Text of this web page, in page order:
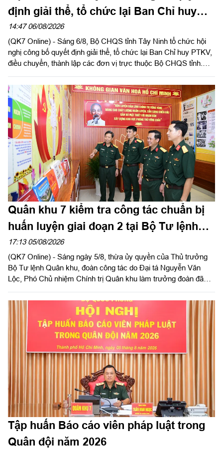
định giải thể, tổ chức lại Ban Chỉ huy
phòng thủ khu vực
14:47 06/08/2026
(QK7 Online) - Sáng 6/8, Bộ CHQS tỉnh Tây Ninh tổ chức hội
nghị công bố quyết định giải thể, tổ chức lại Ban Chỉ huy PTKV,
điều chuyển, thành lập các đơn vị trực thuộc Bộ CHQS tỉnh.
Ngọc Hải, Phó Tham mưu trưởng Quân khu dự và phát biểu
chỉ đạo.
Quân khu 7 kiểm tra công tác chuẩn bị
huấn luyện giai đoạn 2 tại Bộ Tư lệnh
Thành phố Hồ Chí Minh
17:13 05/08/2026
(QK7 Online) - Sáng ngày 5/8, thừa ủy quyền của Thủ trưởng
Bộ Tư lệnh Quân khu, đoàn công tác do Đại tá Nguyễn Văn
Lộc, Phó Chủ nhiệm Chính trị Quân khu làm trưởng đoàn đã
năm 2026 tại Trung đoàn Minh Đạm và Ban Chỉ huy Quân sự
(CHQS) phường Tam Long (Bộ Tư lệnh TP Hồ Chí Minh).
Tập huấn Báo cáo viên pháp luật trong
Quân đội năm 2026